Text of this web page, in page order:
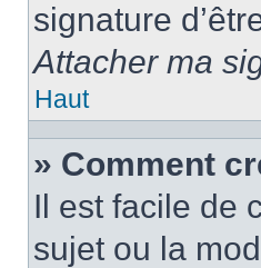
signature
Attacher ma
Haut
» Comment
Il est facile de
sujet ou la